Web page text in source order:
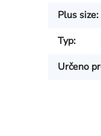
Plus size:
Typ:
Určeno